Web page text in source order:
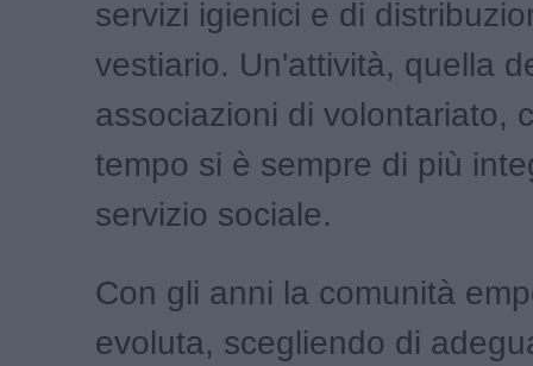
servizi igienici e di
vestiario. Un'attività, quella
associazioni di volontariato,
tempo si è sempre di più
servizio sociale.
Con gli anni la comunità
evoluta, scegliendo di